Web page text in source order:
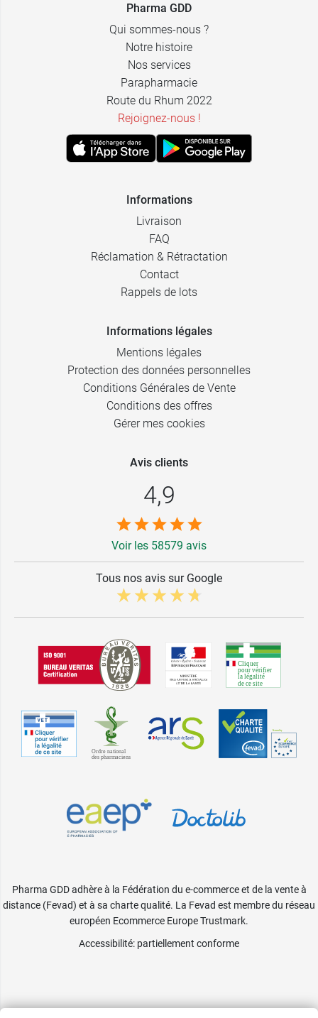
Pharma GDD
Qui sommes-nous ?
Notre histoire
Nos services
Parapharmacie
Route du Rhum 2022
Rejoignez-nous !
Informations
Livraison
FAQ
Réclamation & Rétractation
Contact
Rappels de lots
Informations légales
Mentions légales
Protection des données personnelles
Conditions Générales de Vente
Conditions des offres
Gérer mes cookies
Avis clients
4,9
Voir les 58579 avis
Tous nos avis sur Google
Pharma GDD adhère à la Fédération du e-commerce et de la vente à
distance (Fevad) et à sa charte qualité. La Fevad est membre du réseau
européen Ecommerce Europe Trustmark.
Accessibilité: partiellement conforme